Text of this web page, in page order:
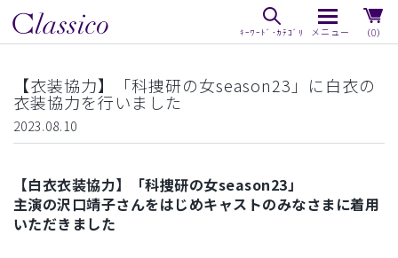
（0）
【衣装協力】「科捜研の女season23」に白衣の
衣装協力を行いました
2023.08.10
【白衣衣装協力】「科捜研の女season23」
主演の沢口靖子さんをはじめキャストのみなさまに着用
いただきました